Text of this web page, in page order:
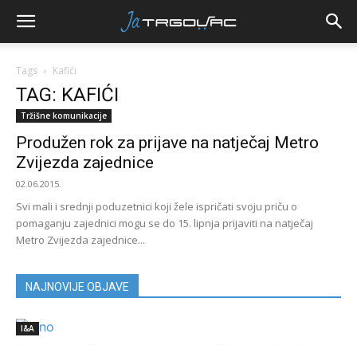
Tags Kafići
TAG: KAFIĆI
Tržišne komunikacije
Produžen rok za prijave na natječaj Metro
Zvijezda zajednice
02.06.2015.
Svi mali i srednji poduzetnici koji žele ispričati svoju priču o
pomaganju zajednici mogu se do 15. lipnja prijaviti na natječaj
Metro Zvijezda zajednice...
NAJNOVIJE OBJAVE
I&A